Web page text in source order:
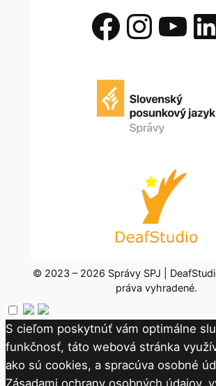
Facebook InstagramYouTube LinkedIn
© 2023 – 2026 Správy SPJ |
práva vyhradené.
S cieľom poskytnúť vám optimálne
funkčnosť, táto webová stránka
ako sú cookies, a spracúva osobné
Zásadami ochrany osobných údajov,